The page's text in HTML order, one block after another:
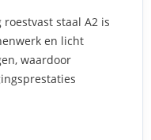
staal A2 is
en licht
waardoor